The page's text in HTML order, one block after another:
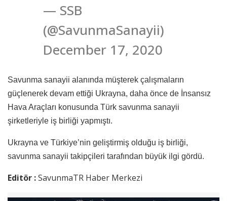
— SSB
(@SavunmaSanayii)
December 17, 2020
Savunma sanayii alanında müşterek çalışmaların
güçlenerek devam ettiği Ukrayna, daha önce de İnsansız
Hava Araçları konusunda Türk savunma sanayii
şirketleriyle iş birliği yapmıştı.
Ukrayna ve Türkiye’nin geliştirmiş olduğu iş birliği,
savunma sanayii takipçileri tarafından büyük ilgi gördü.
Editör :SavunmaTR Haber Merkezi